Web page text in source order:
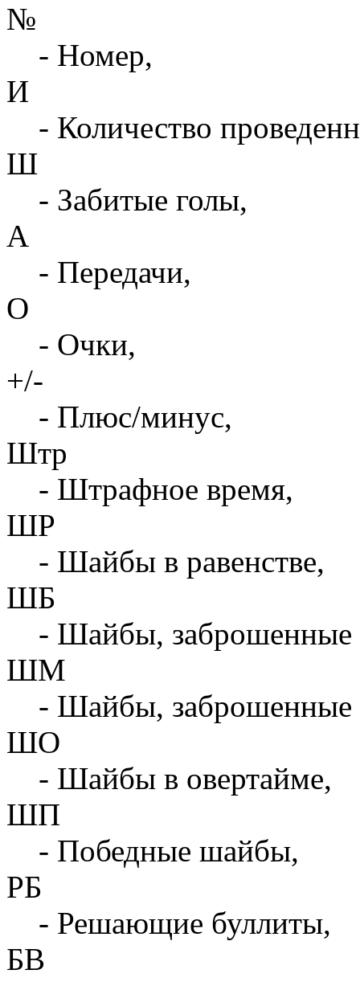
№
- Номер,
И
- Количество
Ш
- Забитые голы,
А
- Передачи,
О
- Очки,
+/-
- Плюс/минус,
Штр
- Штрафное время,
ШР
- Шайбы в равенстве,
ШБ
- Шайбы, заброшенные
ШМ
- Шайбы, заброшенные
ШО
- Шайбы в овертайме,
ШП
- Победные шайбы,
РБ
- Решающие буллиты,
БВ